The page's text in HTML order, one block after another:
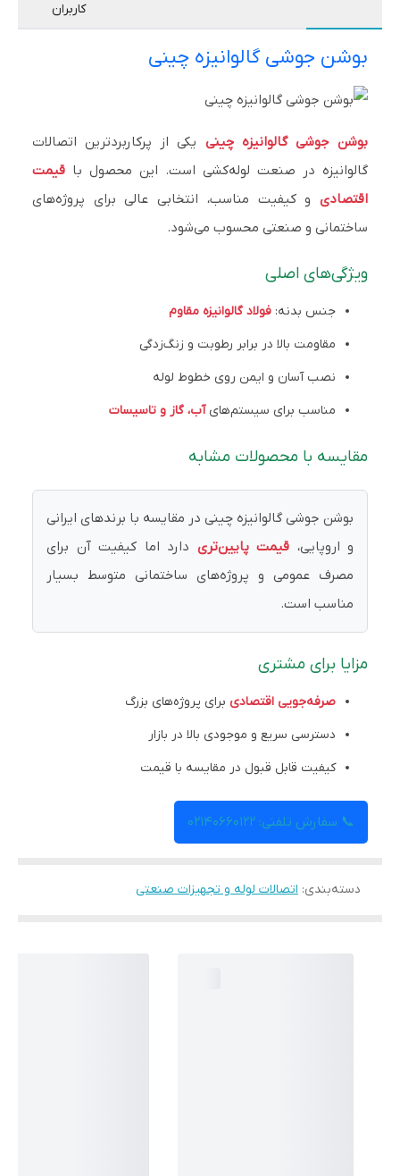
کاربران
بوشن جوشی گالوانیزه چینی
بوشن جوشی گالوانیزه چینی یکی از پرکاربردترین اتصالات
گالوانیزه در صنعت لوله‌کشی است. این محصول با قیمت
اقتصادی و کیفیت مناسب، انتخابی عالی برای پروژه‌های
ساختمانی و صنعتی محسوب می‌شود.
ویژگی‌های اصلی
جنس بدنه: فولاد گالوانیزه مقاوم
مقاومت بالا در برابر رطوبت و زنگ‌زدگی
نصب آسان و ایمن روی خطوط لوله
مناسب برای سیستم‌هایآب، گاز و تاسیسات
مقایسه با محصولات مشابه
بوشن جوشی گالوانیزه چینی در مقایسه با برندهای ایرانی
و اروپایی، قیمت پایین‌تری دارد اما کیفیت آن برای
مصرف عمومی و پروژه‌های ساختمانی متوسط بسیار
مناسب است.
مزایا برای مشتری
صرفه‌جویی اقتصادی برای پروژه‌های بزرگ
دسترسی سریع و موجودی بالا در بازار
کیفیت قابل قبول در مقایسه با قیمت
📞 سفارش تلفنی: 02140660122
دسته‌بندی: اتصالات لوله و تجهیزات صنعتی